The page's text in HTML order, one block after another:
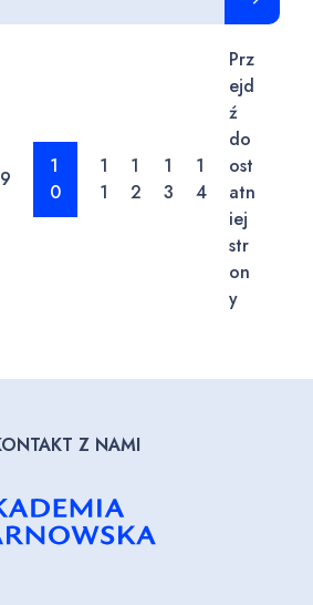
9
1
0
1
1
1
2
1
3
1
4
Prz
ejd
ź
do
ost
atn
iej
str
on
y
Z NAMI